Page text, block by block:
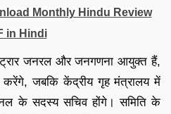
Monthly Hindu Review
in Hindi
जनरल और जनगणना आयुक्त हैं,
करेंगे, जबकि केंद्रीय गृह मंत्रालय में
के सदस्य सचिव होंगे। समिति के